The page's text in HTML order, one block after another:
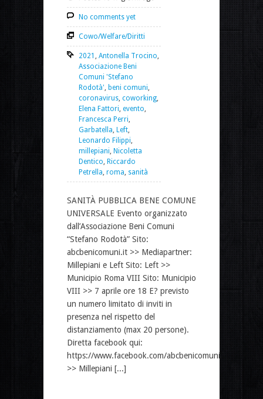
No comments yet
Cowo/Welfare/Diritti
2021 Antonella Trocino
Associazione Beni
Comuni 'Stefano
Rodotà'
beni comuni
coronavirus coworking
Elena Fattori evento
Francesca Perri
Garbatella Left
Leonardo Filippi
millepiani Nicoletta
Dentico Riccardo
Petrella roma sanità
SANITÀ PUBBLICA BENE COMUNE
UNIVERSALE Evento organizzato
dall’Associazione Beni Comuni
“Stefano Rodotà” Sito:
abcbenicomuni.it >> Mediapartner:
Millepiani e Left Sito: Left >>
Municipio Roma VIII Sito: Municipio
VIII >> 7 aprile ore 18 E? previsto
un numero limitato di inviti in
presenza nel rispetto del
distanziamento (max 20 persone).
Diretta facebook qui:
https://www.facebook.com/abcbenicomuni
>> Millepiani [...]